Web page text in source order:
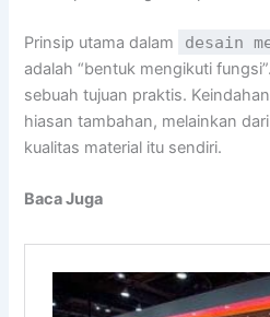
Prinsip utama dalam desain
adalah “bentuk mengikuti
sebuah tujuan praktis.
hiasan tambahan, melainkan
kualitas material itu sendiri.
Baca Juga